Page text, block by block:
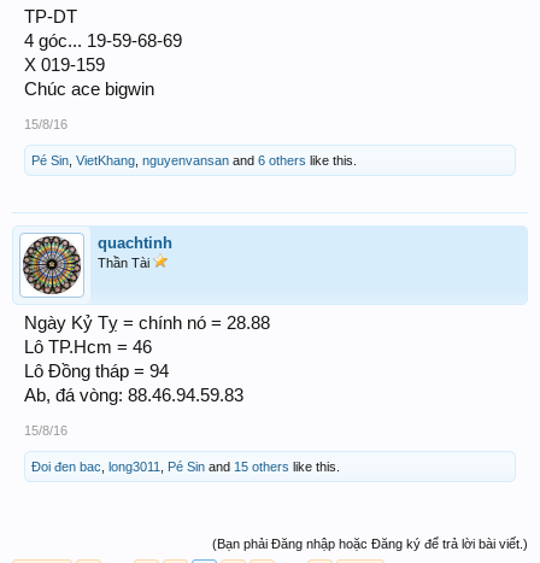
TP-DT
4 góc... 19-59-68-69
X 019-159
Chúc ace bigwin
15/8/16
Pé Sin VietKhang nguyenvansan and 6 others like this.
quachtinh
Thần Tài
Ngày Kỷ Tỵ = chính nó = 28.88
Lô TP.Hcm = 46
Lô Đồng tháp = 94
Ab, đá vòng: 88.46.94.59.83
15/8/16
Đoi đen bac long3011 Pé Sin and 15 others like this.
(Bạn phải Đăng nhập hoặc Đăng ký để trả lời bài viết.)